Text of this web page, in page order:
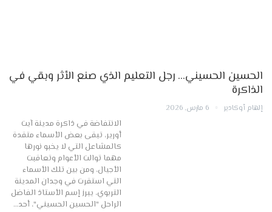
الحسين الحسيني… رجل التعليم الذي صنع الأثر وبقي في
الذاكرة
إلهام أوكادير 6 مارس, 2026
الانتفاضة في ذاكرة مدينة آيت
أورير، تبقى بعض الأسماء متقدة
كالمشاعل التي لا يخبو نورها
مهما توالت الأعوام وتعاقبت
الأجيال، ومن بين تلك الأسماء
التي استقرت في وجدان المدينة
التربوي، يبرز إسم الأستاذ الفاضل
الراحل "الحسين الحسيني"، أحد…